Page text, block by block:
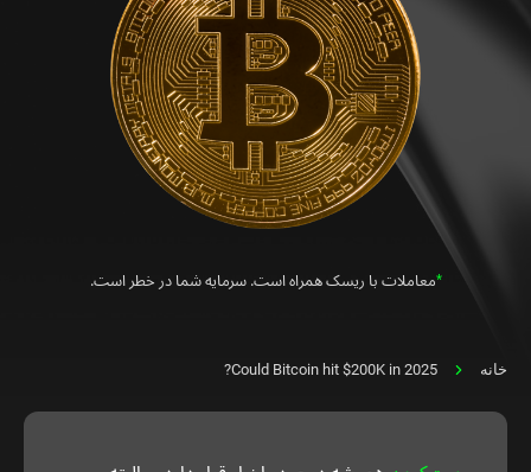
خانه Could Bitcoin hit $200K in 2025?
*معاملات با ریسک همراه است. سرمایه شما در خطر است.